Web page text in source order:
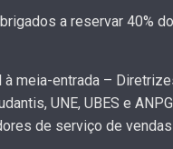
a reservar 40%
meia-entrada –
UNE, UBES e
de serviço de